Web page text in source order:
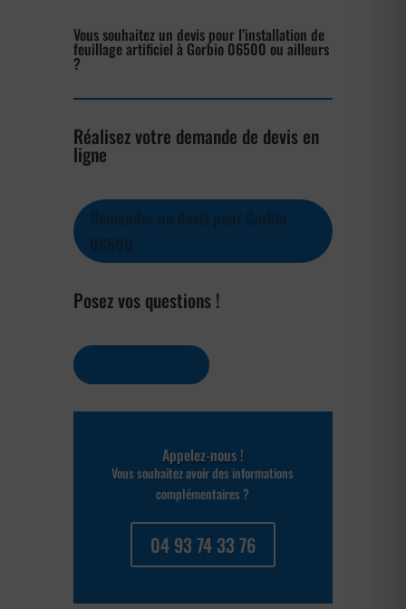
Vous souhaitez un devis pour l’installation de
feuillage artificiel à Gorbio 06500 ou ailleurs
?
Réalisez votre demande de devis en
ligne
Posez vos questions !
Appelez-nous !
Vous souhaitez avoir des informations
complémentaires ?
04 93 74 33 76